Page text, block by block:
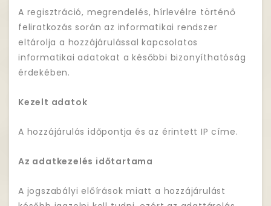
A regisztráció, megrendelés, hírlevélre történő
feliratkozás során az informatikai rendszer
eltárolja a hozzájárulással kapcsolatos
informatikai adatokat a későbbi bizonyíthatóság
érdekében.
Kezelt adatok
A hozzájárulás időpontja és az érintett IP címe.
Az adatkezelés időtartama
A jogszabályi előírások miatt a hozzájárulást